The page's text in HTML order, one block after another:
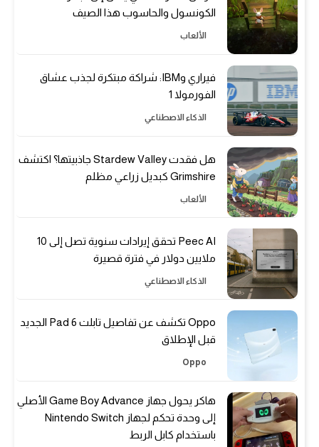
الكونسول والحاسوب هذا الصيف
الألعاب
فيراري وIBM: شراكة مبتكرة لجذب عشاق
الفورمولا 1
الذكاء الاصطناعي
هل فقدت Stardew Valley جاذبيتها؟ اكتشف
Grimshire كبديل زراعي مظلم
الألعاب
Peec AI تحقق إيرادات سنوية تصل إلى 10
ملايين دولار في فترة قصيرة
الذكاء الاصطناعي
Oppo تكشف عن تفاصيل تابلت Pad 6 الجديد
قبل الإطلاق
Oppo
هاكر يحول جهاز Game Boy Advance الأصلي
إلى وحدة تحكم لجهاز Nintendo Switch
باستخدام كابل الربط